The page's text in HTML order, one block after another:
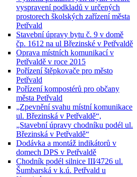
vyspravení podkladů v určených
prostorech školských zařízení města
Petřvald
Stavební úpravy bytu č. 9 v domě
čp. 1612 na ul Březinské v Petřvaldě
Oprava místních komunikací v
Petřvaldě v roce 2015
Pořízení štěpkovače pro město
Petřvald
Pořízení kompostérů pro občany
města Petřvald
„Zpevnění svahu místní komunikace
ul. Březinská v Petřvaldě“,
„Stavební úpravy chodníku podél ul.
Březinská v Petřvaldě“
Dodávka a montáž indikátorů v
domech DPS v Petřvaldě
Chodník podél silnice III⁄4726 ul.
Šumbarská v k.ú. Petřvald u